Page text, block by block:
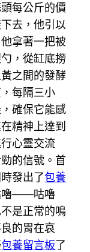
每公斤的價
去，他引以
拿著一把被
，從缸底撈
之間的發酵
每隔三小
確保它能感
精神上達到
心靈交流
的信號。首
發出了包養
嚕——咕嚕
是正常的鳴
的胃在哀
包養留言板了